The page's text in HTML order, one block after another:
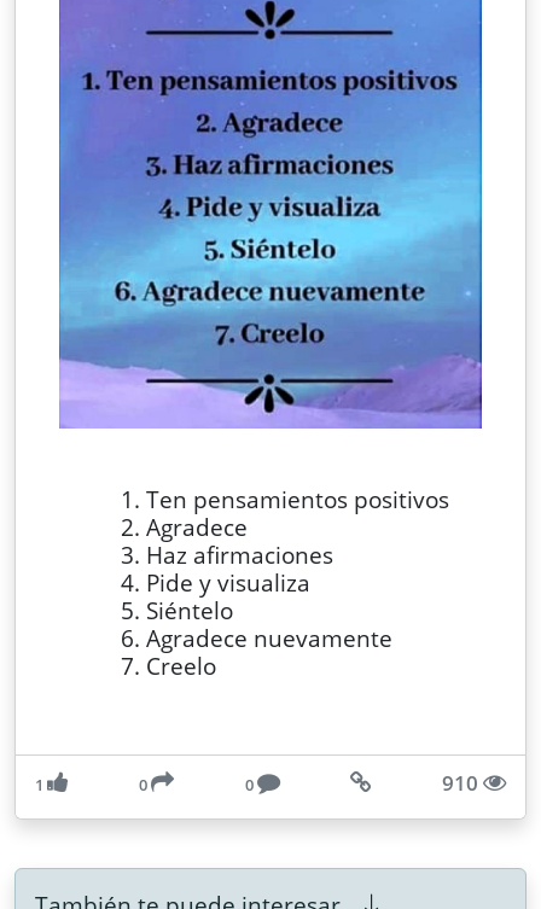
Ten pensamientos positivos
Agradece
Haz afirmaciones
Pide y visualiza
Siéntelo
Agradece nuevamente
Creelo
1 0 0 910